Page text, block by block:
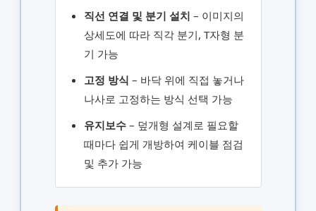
직선 연결 및 분기 설치 – 이미지의
상세도에 따라 직각 분기, T자형 분
기 가능
고정 방식 – 바닥 위에 직접 놓거나
나사로 고정하는 방식 선택 가능
유지보수– 덮개형 설계로 필요할
때마다 쉽게 개방하여 케이블 점검
및 추가 가능